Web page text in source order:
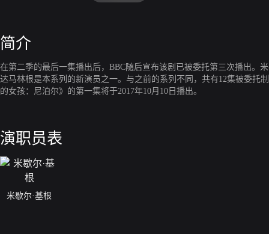
简介
在第二季的最后一集播出后，BBC随后宣布该剧已被委托第三次播出。
达马林根是本系列的新演员之一。与之前的系列不同，共有12集被委托
的女孩：尼泊尔》的第一集将于2017年10月10日播出。
演职员表
米歇尔·基根